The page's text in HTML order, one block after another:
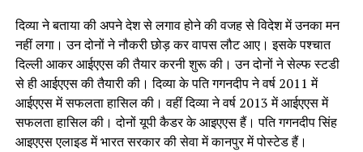
दिव्या ने बताया की अपने देश से लगाव होने की वजह से विदेश में उनका मन
नहीं लगा। उन दोनों ने नौकरी छोड़ कर वापस लौट आए। इसके पश्चात
दिल्ली आकर आईएएस की तैयार करनी शुरू की। उन दोनों ने सेल्फ स्टडी
से ही आईएएस की तैयारी की। दिव्या के पति गगनदीप ने वर्ष 2011 में
आईएएस में सफलता हासिल की। वहीं दिव्या ने वर्ष 2013 में आईएएस में
सफलता हासिल की। दोनों यूपी कैडर के आइएएस हैं। पति गगनदीप सिंह
आइएएस एलाइड में भारत सरकार की सेवा में कानपुर में पोस्टेड हैं।